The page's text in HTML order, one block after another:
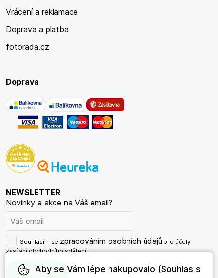
Vrácení a reklamace
Doprava a platba
fotorada.cz
Doprava
NEWSLETTER
Novinky a akce na Váš email?
Souhlasím se zpracováním osobních údajů pro účely
zasílání obchodního sdělení.
Aby se Vám lépe nakupovalo (Souhlas s